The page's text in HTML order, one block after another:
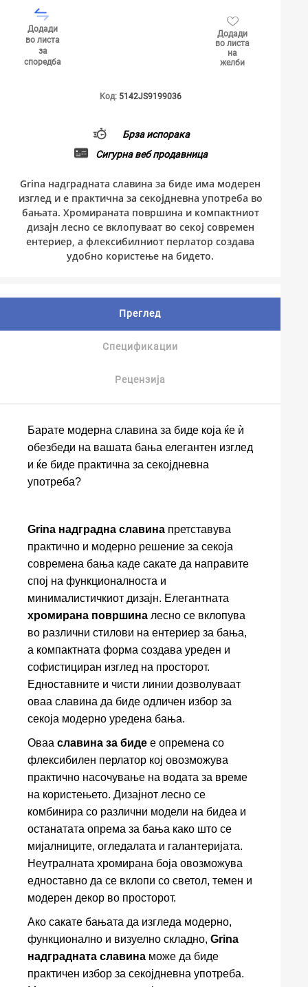
Додади
во листа
за
споредба
Додади
во листа
на
желби
Код: 5142JS9199036
Брза испорака
Сигурна веб продавница
Grina надградната славина за биде има модерен
изглед и е практична за секојдневна употреба во
бањата. Хромираната површина и компактниот
дизајн лесно се вклопуваат во секој современ
ентериер, а флексибилниот перлатор создава
удобно користење на бидето.
Преглед
Спецификации
Рецензија
Барате модерна славина за биде која ќе ѝ
обезбеди на вашата бања елегантен изглед
и ќе биде практична за секојдневна
употреба?
Grina надградна славина претставува
практично и модерно решение за секоја
современа бања каде сакате да направите
спој на функционалноста и
минималистичкиот дизајн. Елегантната
хромирана површина лесно се вклопува
во различни стилови на ентериер за бања,
а компактната форма создава уреден и
софистициран изглед на просторот.
Едноставните и чисти линии дозволуваат
оваа славина да биде одличен избор за
секоја модерно уредена бања.
Оваа славина за биде е опремена со
флексибилен перлатор кој овозможува
практично насочување на водата за време
на користењето. Дизајнот лесно се
комбинира со различни модели на бидеа и
останатата опрема за бања како што се
мијалниците, огледалата и галантеријата.
Неутралната хромирана боја овозможува
едноставно да се вклопи со светол, темен и
модерен декор во просторот.
Ако сакате бањата да изгледа модерно,
функционално и визуелно складно, Grina
надградната славина може да биде
практичен избор за секојдневна употреба.